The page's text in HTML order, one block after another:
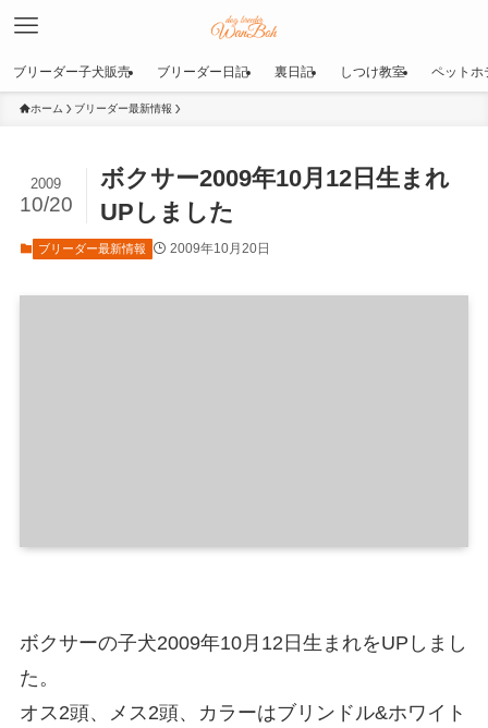
ブリーダー子犬販売 ブリーダー日記 裏日記 しつけ教室 ペットホ
ホーム ブリーダー最新情報
ボクサー2009年10月12日生まれ
UPしました
2009
10/20
ブリーダー最新情報 2009年10月20日
ボクサーの子犬2009年10月12日生まれをUPしまし
た。
オス2頭、メス2頭、カラーはブリンドル&ホワイト